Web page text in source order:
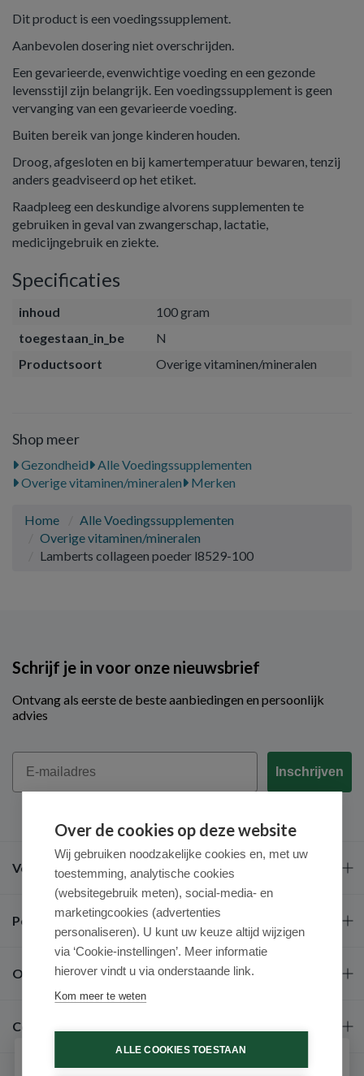
Dit product is een voedingssupplement.
Aanbevolen dosering niet overschrijden.
Een gevarieerde, evenwichtige voeding en een gezonde
levensstijl zijn belangrijk. Een voedingssupplement is geen
vervanging van een gevarieerde voeding.
Buiten bereik van jonge kinderen houden.
Droog, afgesloten en bij kamertemperatuur bewaren, tenzij
anders geadviseerd op het etiket.
Raadpleeg een deskundige alvorens supplementen te
gebruiken in geval van zwangerschap, lactatie,
medicijngebruik en ziekte.
Specificaties
inhoud
100 gram
toegestaan_in_be
N
Productsoort
Overige vitaminen/mineralen
Shop meer
Gezondheid
Alle Voedingssupplementen
Overige vitaminen/mineralen
Merken
Home
Alle Voedingssupplementen
Overige vitaminen/mineralen
Lamberts collageen poeder l8529-100
Schrijf je in voor onze nieuwsbrief
Ontvang als eerste de beste aanbiedingen en persoonlijk
advies
Email
Inschrijven
Veel gestelde vragen
Populaire merken
Over ons
Contact
Over de cookies op deze website
Wij gebruiken noodzakelijke cookies en, met uw
toestemming, analytische cookies
(websitegebruik meten), social-media- en
marketingcookies (advertenties
personaliseren). U kunt uw keuze altijd wijzigen
via ‘Cookie-instellingen’. Meer informatie
hierover vindt u via onderstaande link.
Kom meer te weten
ALLE COOKIES TOESTAAN